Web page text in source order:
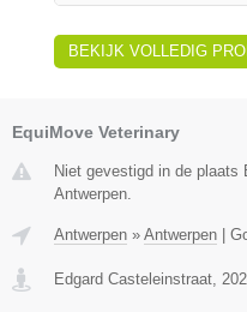
BEKIJK VOLLEDIG
EquiMove Veterinary
Niet gevestigd in de plaats
Antwerpen.
Antwerpen » Antwerpen |
Edgard Casteleinstraat